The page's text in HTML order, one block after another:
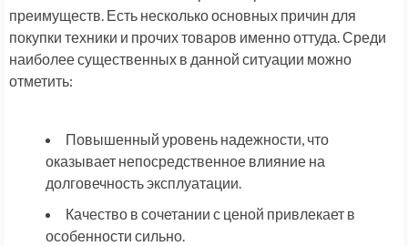
преимуществ. Есть несколько основных причин для
покупки техники и прочих товаров именно оттуда. Среди
наиболее существенных в данной ситуации можно
отметить:
Повышенный уровень надежности, что
оказывает непосредственное влияние на
долговечность эксплуатации.
Качество в сочетании с ценой привлекает в
особенности сильно.